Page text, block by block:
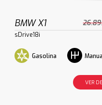
BMW X1
sDrive18i
Gasolina
VER